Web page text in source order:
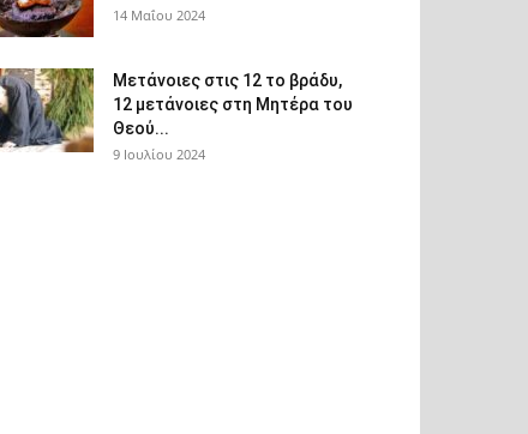
14 Μαΐου 2024
Μετάνοιες στις 12 το βράδυ,
12 μετάνοιες στη Μητέρα του
Θεού...
9 Ιουλίου 2024